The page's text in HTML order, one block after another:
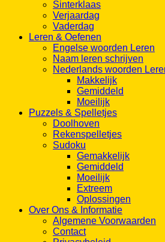
Vaderdag
Leren & Oefenen
Engelse woorden Leren
Naam leren schrijven
Nederlands woorden Leren
Makkelijk
Gemiddeld
Moeilijk
Puzzels & Spelletjes
Doolhoven
Rekenspelletjes
Sudoku
Gemakkelijk
Gemiddeld
Moeilijk
Extreem
Oplossingen
Over Ons & Informatie
Algemene Voorwaarden
Contact
Privacybeleid
Over Kleurplatenparadijs